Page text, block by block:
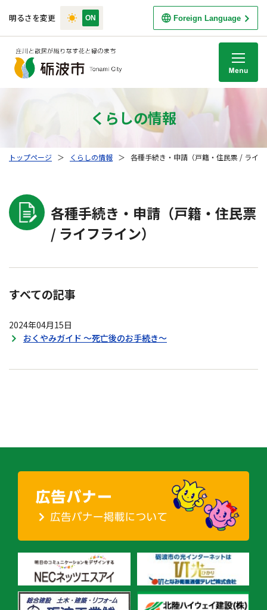
明るさを変更 Foreign Language
くらしの情報
トップページ ＞ くらしの情報 ＞ 各種手続き・申請（戸籍・住民票 / ライ
各種手続き・申請（戸籍・住民票
/ ライフライン）
すべての記事
2024年04月15日
おくやみガイド ～死亡後のお手続き～